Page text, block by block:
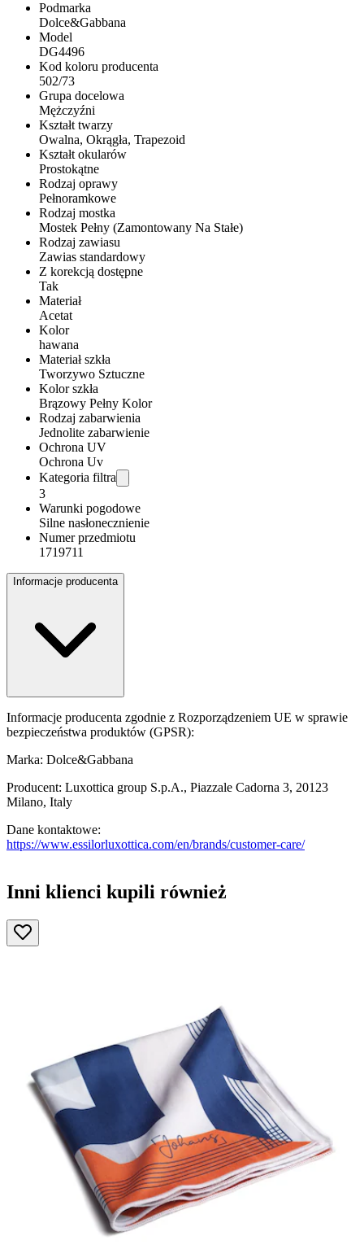
Podmarka
Dolce&Gabbana
Model
DG4496
Kod koloru producenta
502/73
Grupa docelowa
Mężczyźni
Kształt twarzy
Owalna, Okrągła, Trapezoid
Kształt okularów
Prostokątne
Rodzaj oprawy
Pełnoramkowe
Rodzaj mostka
Mostek Pełny (Zamontowany Na Stałe)
Rodzaj zawiasu
Zawias standardowy
Z korekcją dostępne
Tak
Materiał
Acetat
Kolor
hawana
Materiał szkła
Tworzywo Sztuczne
Kolor szkła
Brązowy Pełny Kolor
Rodzaj zabarwienia
Jednolite zabarwienie
Ochrona UV
Ochrona Uv
Kategoria filtra
3
Warunki pogodowe
Silne nasłonecznienie
Numer przedmiotu
1719711
Informacje producenta
Informacje producenta zgodnie z Rozporządzeniem UE w sprawie
bezpieczeństwa produktów (GPSR):
Marka: Dolce&Gabbana
Producent: Luxottica group S.p.A., Piazzale Cadorna 3, 20123
Milano, Italy
Dane kontaktowe:
https://www.essilorluxottica.com/en/brands/customer-care/
Inni klienci kupili również